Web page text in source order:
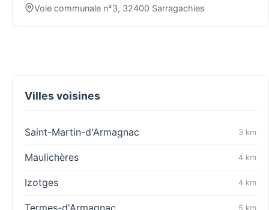
Voie communale n°3, 32400 Sarragachies
Villes voisines
Saint-Martin-d'Armagnac 3 km
Maulichères 4 km
Izotges 4 km
Termes-d'Armagnac 5 km